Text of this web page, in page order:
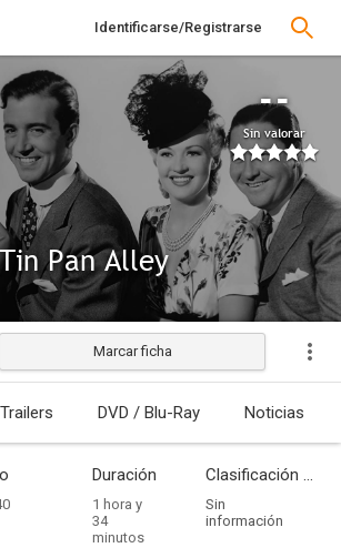
Identificarse/Registrarse
--
Sin valorar
Tin Pan Alley
Estrenada
Marcar ficha
Trailers DVD / Blu-Ray Noticias
Duración
1 hora y
34
minutos
Clasificación por edades
Sin
información